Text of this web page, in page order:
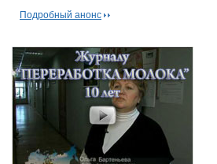
Подробный анонс